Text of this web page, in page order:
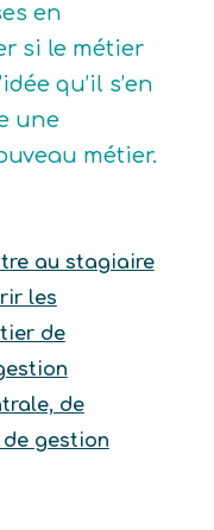
en
si le métier
qu’il s’en
une
métier.
au stagiaire
les
de
de
gestion